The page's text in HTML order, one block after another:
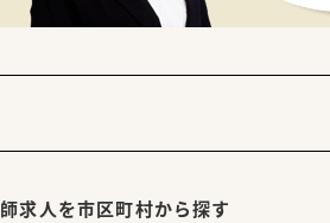
■関西エリアを基盤に全国に店舗
■ご家庭やプライベートに合わせて
求人を市区町村から探す